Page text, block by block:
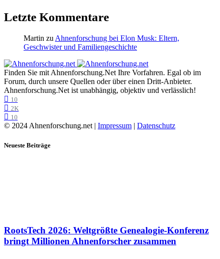
Letzte Kommentare
Martin zu Ahnenforschung bei Elon Musk: Eltern,
Geschwister und Familiengeschichte
Finden Sie mit Ahnenforschung.Net Ihre Vorfahren. Egal ob im
Forum, durch unsere Quellen oder über einen Dritt-Anbieter.
Ahnenforschung.Net ist unabhängig, objektiv und verlässlich!
10
2K
10
© 2024 Ahnenforschung.net | Impressum | Datenschutz
Neueste Beiträge
RootsTech 2026: Weltgrößte Genealogie-Konferenz
bringt Millionen Ahnenforscher zusammen